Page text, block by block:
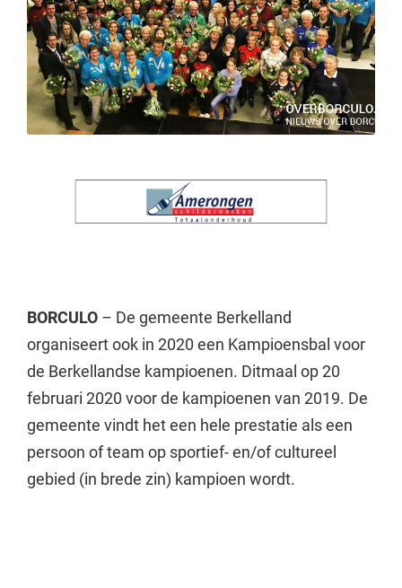
BORCULO – De gemeente Berkelland
organiseert ook in 2020 een Kampioensbal voor
de Berkellandse kampioenen. Ditmaal op 20
februari 2020 voor de kampioenen van 2019. De
gemeente vindt het een hele prestatie als een
persoon of team op sportief- en/of cultureel
gebied (in brede zin) kampioen wordt.